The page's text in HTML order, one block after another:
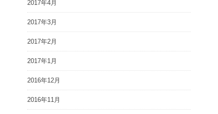
2017年4月
2017年3月
2017年2月
2017年1月
2016年12月
2016年11月